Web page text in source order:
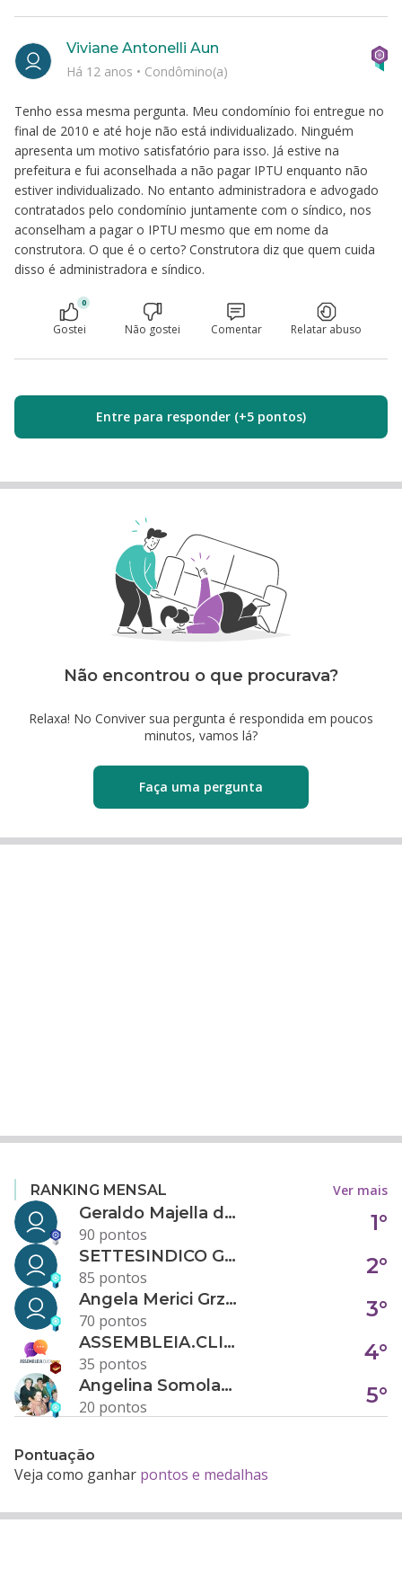
Tenho essa mesma pergunta. Meu condomínio foi entregue no
final de 2010 e até hoje não está individualizado. Ninguém
apresenta um motivo satisfatório para isso. Já estive na
prefeitura e fui aconselhada a não pagar IPTU enquanto não
estiver individualizado. No entanto administradora e advogado
contratados pelo condomínio juntamente com o síndico, nos
aconselham a pagar o IPTU mesmo que em nome da
construtora. O que é o certo? Construtora diz que quem cuida
disso é administradora e síndico.
Viviane Antonelli Aun
Há 12 anos • Condômino(a)
0
Gostei Não gostei Comentar Relatar abuso
Entre para responder (+5 pontos)
Não encontrou o que procurava?
Relaxa! No Conviver sua pergunta é respondida em poucos
minutos, vamos lá?
Faça uma pergunta
RANKING MENSAL Ver mais
Geraldo Majella da Silva
90 pontos
1°
SETTESINDICO GOVERNANÇA CONDOMINIAL
85 pontos
2°
Angela Merici Grzybowski
70 pontos
3°
ASSEMBLEIA.CLICK
35 pontos
4°
Angelina Somolanji R. Oliveira
20 pontos
5°
Pontuação
Veja como ganhar pontos e medalhas